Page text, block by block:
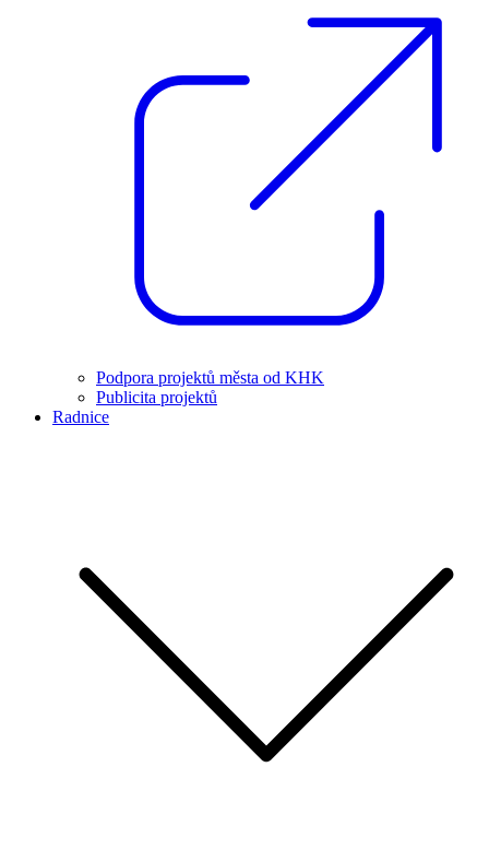
Podpora projektů města od KHK
Publicita projektů
Radnice